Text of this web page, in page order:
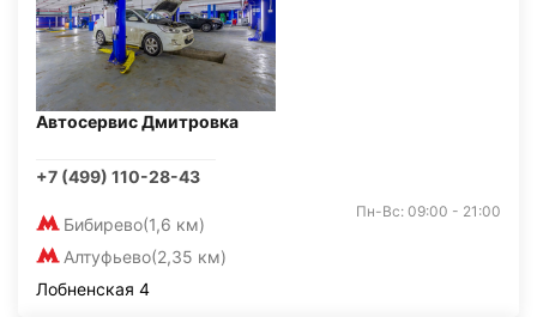
Автосервис Дмитровка
+7 (499) 110-28-43
Бибирево(1,6 км)
Алтуфьево(2,35 км)
Пн-Вс: 09:00 - 21:00
Лобненская 4